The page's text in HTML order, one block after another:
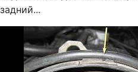
задний...